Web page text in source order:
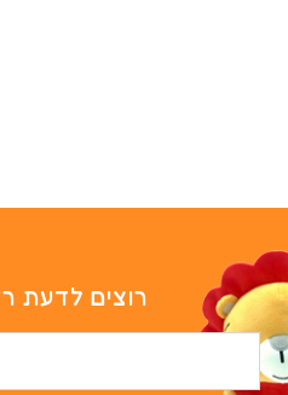
רוצים לדעת